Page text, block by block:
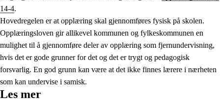
14-4.
Hovedregelen er at opplæring skal gjennomføres fysisk på skolen.
Opplæringsloven gir allikevel kommunen og fylkeskommunen en
mulighet til å gjennomføre deler av opplæring som fjernundervisning,
hvis det er gode grunner for det og det er trygt og pedagogisk
forsvarlig. En god grunn kan være at det ikke finnes lærere i nærheten
som kan undervise i samisk.
Les mer